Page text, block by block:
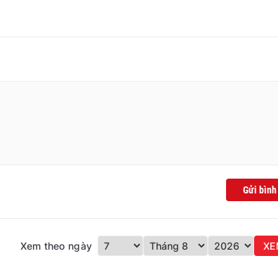
Gửi
Xem theo ngày